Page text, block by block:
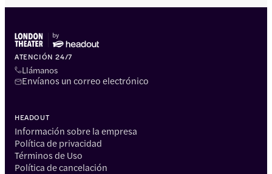
ATENCIÓN 24/7
Llámanos
Envíanos un correo electrónico
HEADOUT
Información sobre la empresa
Política de privacidad
Términos de Uso
Política de cancelación